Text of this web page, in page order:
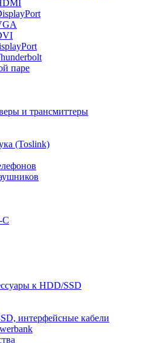
паре
и трансмиттеры
(Toslink)
C
к HDD/SSD
интерфейсные кабели